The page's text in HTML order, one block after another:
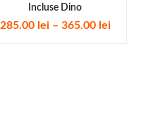
Incluse Dino
285.00 lei– 365.00 lei